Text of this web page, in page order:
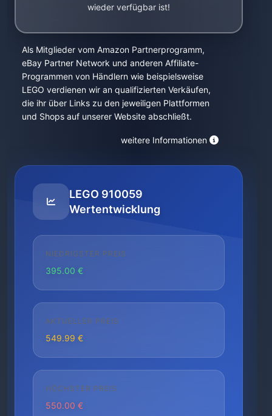
wieder verfügbar ist!
Als Mitglieder vom Amazon Partnerprogramm,
eBay Partner Network und anderen Affiliate-
Programmen von Händlern wie beispielsweise
LEGO verdienen wir an qualifizierten Verkäufen,
die ihr über Links zu den jeweiligen Plattformen
und Shops auf unserer Website abschließt.
weitere Informationen
LEGO 910059
Wertentwicklung
NIEDRIGSTER PREIS
395.00 €
AKTUELLER PREIS
549.99 €
HÖCHSTER PREIS
550.00 €